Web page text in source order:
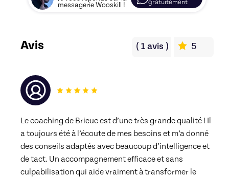
messagerie Wooskill !
gratuitement
Avis ( 1avis ) 5
Le coaching de Brieuc est d’une très grande qualité ! Il
a toujours été à l’écoute de mes besoins et m’a donné
des conseils adaptés avec beaucoup d’intelligence et
de tact. Un accompagnement efficace et sans
culpabilisation qui aide vraiment à transformer le